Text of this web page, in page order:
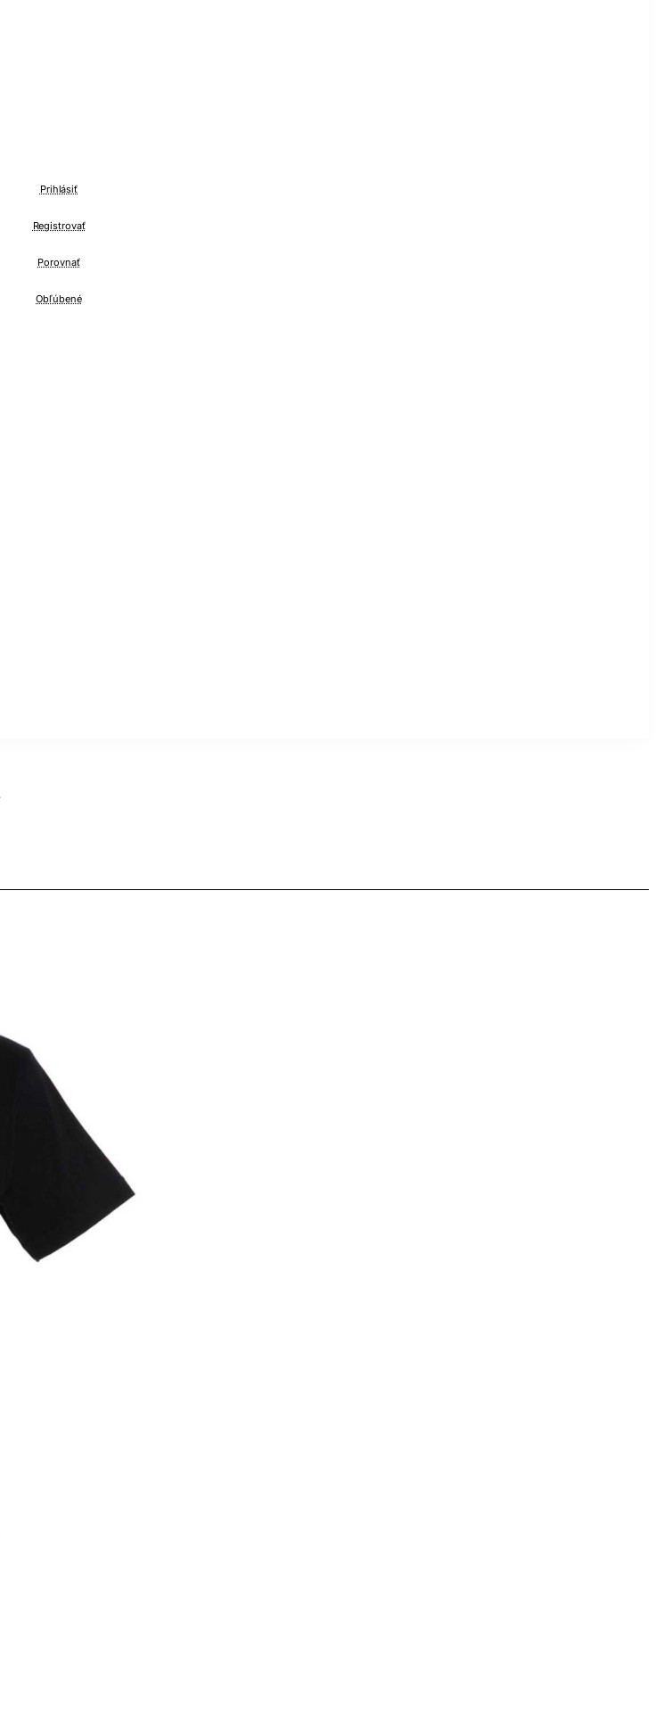
Prihlásiť
Registrovať
Porovnať
Obľúbené